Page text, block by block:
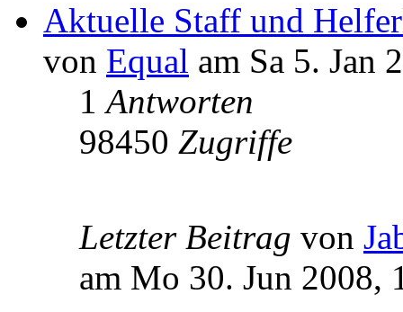
Aktuelle Staff und
von Equal am Sa 5. Jan
1Antworten
98450 Zugriffe
Letzter Beitrag von
am Mo 30. Jun 2008,